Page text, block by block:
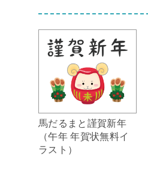
馬だるまと謹賀新年
（午年 年賀状無料イ
ラスト）